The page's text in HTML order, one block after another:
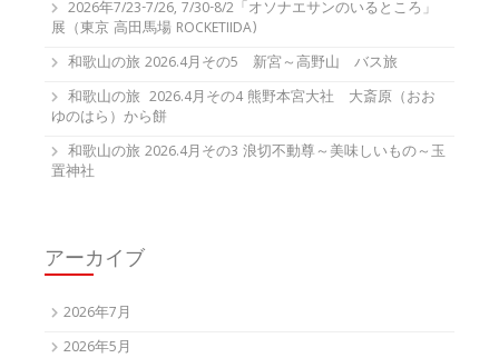
2026年7/23-7/26, 7/30-8/2「オソナエサンのいるところ」
展（東京 高田馬場 ROCKETIIDA)
和歌山の旅 2026.4月その5 新宮～高野山 バス旅
和歌山の旅 2026.4月その4 熊野本宮大社 大斎原（おお
ゆのはら）から餅
和歌山の旅 2026.4月その3 浪切不動尊～美味しいもの～玉
置神社
アーカイブ
2026年7月
2026年5月